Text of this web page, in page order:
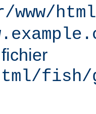
www/html
fish/